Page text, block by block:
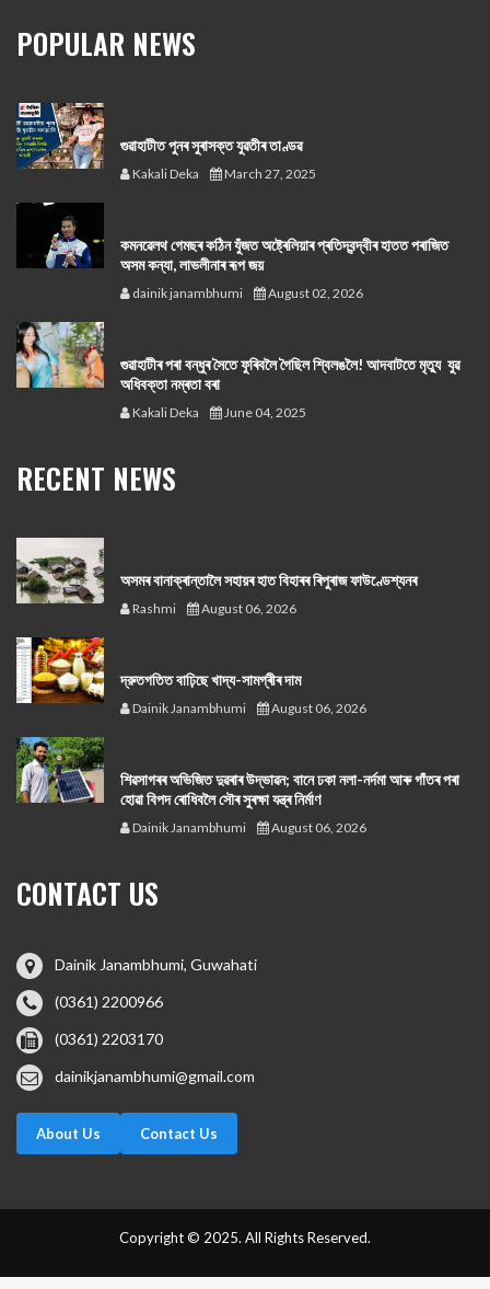
POPULAR NEWS
গুৱাহাটীত পুনৰ সুৰাসক্ত যুৱতীৰ তাণ্ডৱ
Kakali Deka March 27, 2025
কমনৱেলথ গেমছৰ কঠিন যুঁজত অষ্ট্ৰেলিয়াৰ প্ৰতিদ্বন্দ্বীৰ হাতত পৰাজিত
অসম কন্যা, লাভলীনাৰ ৰূপ জয়
dainik janambhumi August 02, 2026
গুৱাহাটীৰ পৰা বন্ধুৰ সৈতে ফুৰিবলৈ গৈছিল শ্বিলঙলৈ! আদবাটতে মৃত্যু যুৱ
অধিবক্তা নম্ৰতা বৰা
Kakali Deka June 04, 2025
RECENT NEWS
অসমৰ বানাক্ৰান্তালৈ সহায়ৰ হাত বিহাৰৰ ৰিপুৰাজ ফাউণ্ডেশ্যনৰ
Rashmi August 06, 2026
দ্রুতগতিত বাঢ়িছে খাদ্য-সামগ্ৰীৰ দাম
Dainik Janambhumi August 06, 2026
শিৱসাগৰৰ অভিজিত দুৱৰাৰ উদ্ভাৱন; বানে ঢকা নলা-নৰ্দমা আৰু গাঁতৰ পৰা
হোৱা বিপদ ৰোধিবলৈ সৌৰ সুৰক্ষা যন্ত্ৰ নিৰ্মাণ
Dainik Janambhumi August 06, 2026
CONTACT US
Dainik Janambhumi, Guwahati
(0361) 2200966
(0361) 2203170
dainikjanambhumi@gmail.com
About Us Contact Us
Copyright © 2025. All Rights Reserved.